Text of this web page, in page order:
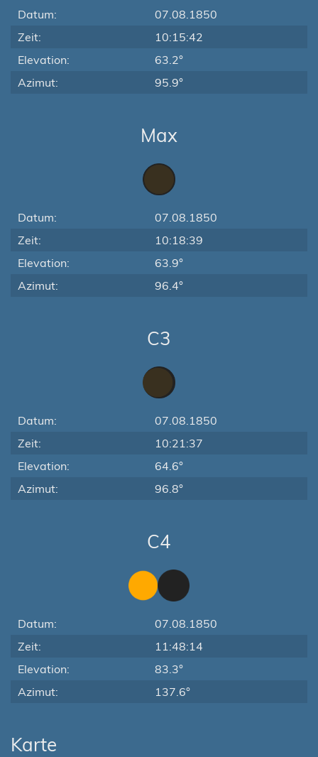
Datum:
07.08.1850
Zeit:
10:15:42
Elevation:
63.2°
Azimut:
95.9°
Max
Datum:
07.08.1850
Zeit:
10:18:39
Elevation:
63.9°
Azimut:
96.4°
C3
Datum:
07.08.1850
Zeit:
10:21:37
Elevation:
64.6°
Azimut:
96.8°
C4
Datum:
07.08.1850
Zeit:
11:48:14
Elevation:
83.3°
Azimut:
137.6°
Karte